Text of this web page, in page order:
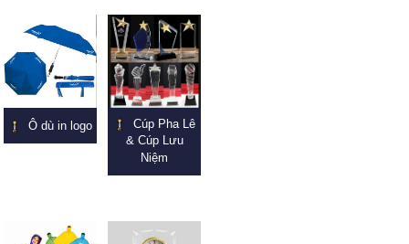
Ô dù in logo
Cúp Pha Lê
& Cúp Lưu
Niệm